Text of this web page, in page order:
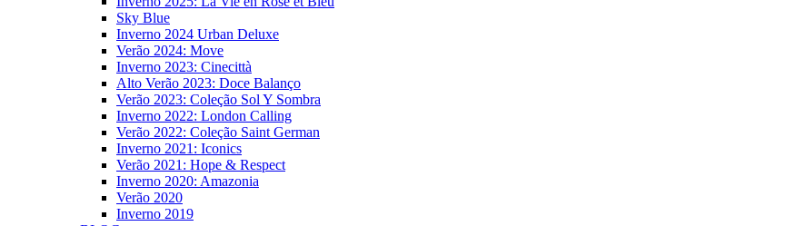
Sky Blue
Inverno 2024 Urban Deluxe
Verão 2024: Move
Inverno 2023: Cinecittà
Alto Verão 2023: Doce Balanço
Verão 2023: Coleção Sol Y Sombra
Inverno 2022: London Calling
Verão 2022: Coleção Saint German
Inverno 2021: Iconics
Verão 2021: Hope & Respect
Inverno 2020: Amazonia
Verão 2020
Inverno 2019